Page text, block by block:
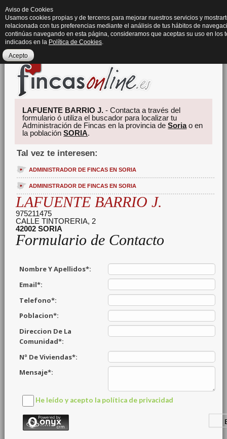
LAFUENTE BARRIO J. - Contacta a través del
formulario ó utiliza el buscador para localizar tu
Administración de Fincas en la provincia deSoriao en
la poblaciónSORIA.
Tal vez te interesen:
ADMINISTRADOR DE FINCAS EN SORIA
ADMINISTRADOR DE FINCAS EN SORIA
LAFUENTE BARRIO J.
975211475
CALLE TINTORERIA, 2
42002 SORIA
Formulario de Contacto
Aviso de Cookies
Usamos cookies propias y de terceros para mejorar nuestros servicios y
relacionada con tus preferencias mediante el análisis de tus hábitos de
continúas navegando en esta página, consideramos que aceptas su uso en los
indicados en la Política de Cookies.
Acepto